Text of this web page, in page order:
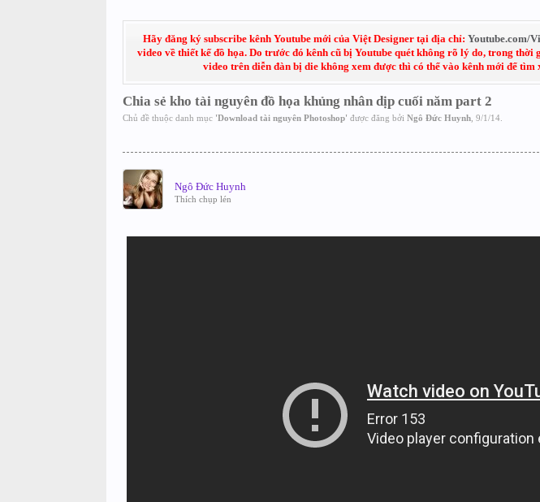
Hãy đăng ký subscribe kênh Youtube mới của Việt Designer tại địa chỉ: Youtube.com/
video về thiết kế đồ họa. Do trước đó kênh cũ bị Youtube quét không rõ lý do, trong thời
video trên diễn đàn bị die không xem được thì có thể vào kênh mới để tìm
Chia sẻ kho tài nguyên đồ họa khủng nhân dịp cuối năm part 2
Chủ đề thuộc danh mục 'Download tài nguyên Photoshop' được đăng bởi Ngô Đức Huynh, 9/1/14.
Ngô Đức Huynh
Thích chụp lén